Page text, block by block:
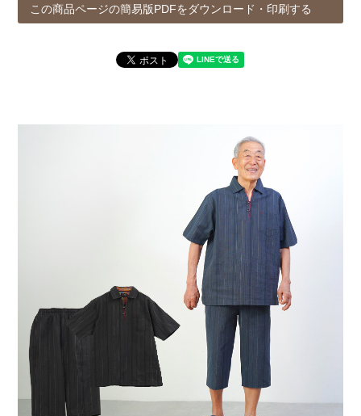
この商品ページの簡易版PDFをダウンロード・印刷する